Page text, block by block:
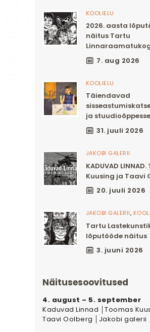
KOOLIELU
2026. aasta
näitus Tartu
7. aug 2026
KOOLIELU
Täiendavad
ja stuudioõppesse
31. juuli 2026
JAKOBI GALERII
KADUVAD
Kuusing ja Taavi
20. juuli 2026
JAKOBI GALERII,
Tartu
lõputööde näitus
3. juuni 2026
Näitusesoovitused
4. august – 5. september
Kaduvad Linnad │Toomas
Taavi Oolberg │Jakobi galerii